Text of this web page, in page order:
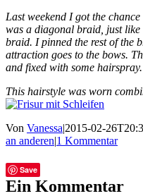
Last weekend I got the
was a diagonal braid, just
braid. I pinned the rest of the
attraction goes to the bows.
and fixed with some hairspray.
This hairstyle was worn
Von Vanessa|2015-02-
an anderen|1 Kommentar
Facebook
Twitter
Tumblr
Save E-
Mail
Ein Kommentar